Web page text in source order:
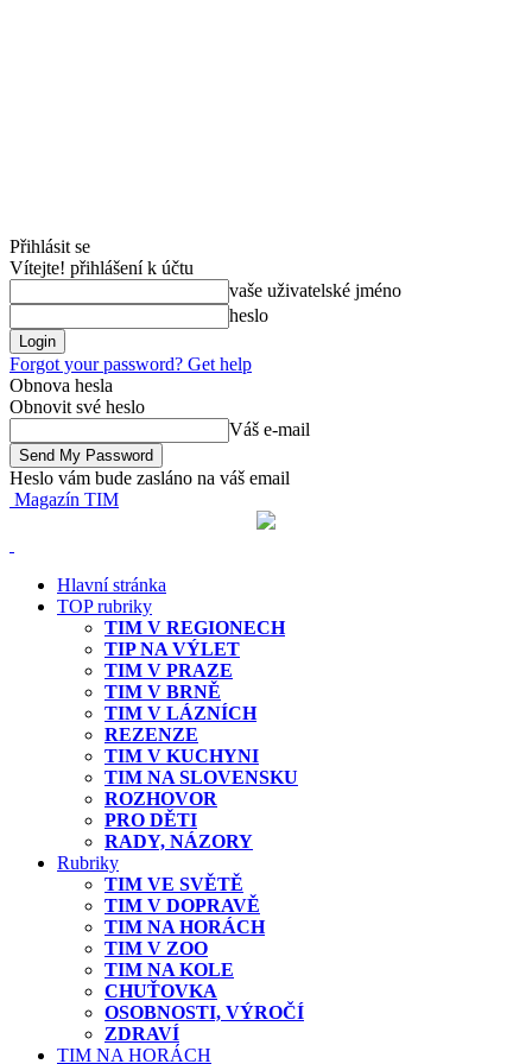
Přihlásit se
Vítejte! přihlášení k účtu
vaše uživatelské jméno
heslo
Forgot your password? Get help
Obnova hesla
Obnovit své heslo
Váš e-mail
Heslo vám bude zasláno na váš email
Magazín TIM
Hlavní stránka
TOP rubriky
TIM V REGIONECH
TIP NA VÝLET
TIM V PRAZE
TIM V BRNĚ
TIM V LÁZNÍCH
REZENZE
TIM V KUCHYNI
TIM NA SLOVENSKU
ROZHOVOR
PRO DĚTI
RADY, NÁZORY
Rubriky
TIM VE SVĚTĚ
TIM V DOPRAVĚ
TIM NA HORÁCH
TIM V ZOO
TIM NA KOLE
CHUŤOVKA
OSOBNOSTI, VÝROČÍ
ZDRAVÍ
TIM NA HORÁCH